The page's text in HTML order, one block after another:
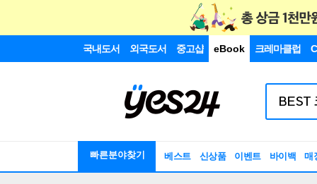
국내도서 외국도서 중고샵 eBook 크레마클럽
빠른분야찾기 베스트 신상품 이벤트 바이백 매